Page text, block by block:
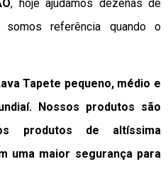
, hoje ajudamos dezenas de
referência quando o
Tapete pequeno, médio e
Nossos produtos são
produtos de altíssima
uma maior segurança para